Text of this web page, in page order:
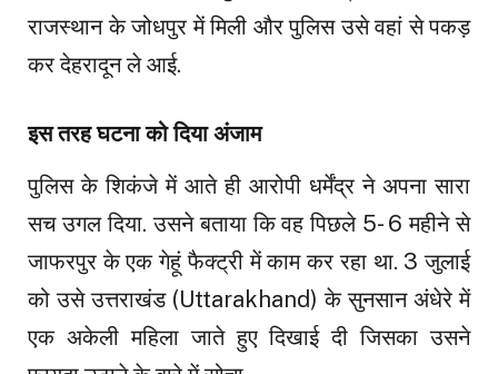
राजस्थान के जोधपुर में मिली और पुलिस उसे वहां से पकड़
कर देहरादून ले आई.
इस तरह घटना को दिया अंजाम
पुलिस के शिकंजे में आते ही आरोपी धर्मेंद्र ने अपना सारा
सच उगल दिया. उसने बताया कि वह पिछले 5- 6 महीने से
जाफरपुर के एक गेहूं फैक्ट्री में काम कर रहा था. 3 जुलाई
को उसे उत्तराखंड (Uttarakhand) के सुनसान अंधेरे में
एक अकेली महिला जाते हुए दिखाई दी जिसका उसने